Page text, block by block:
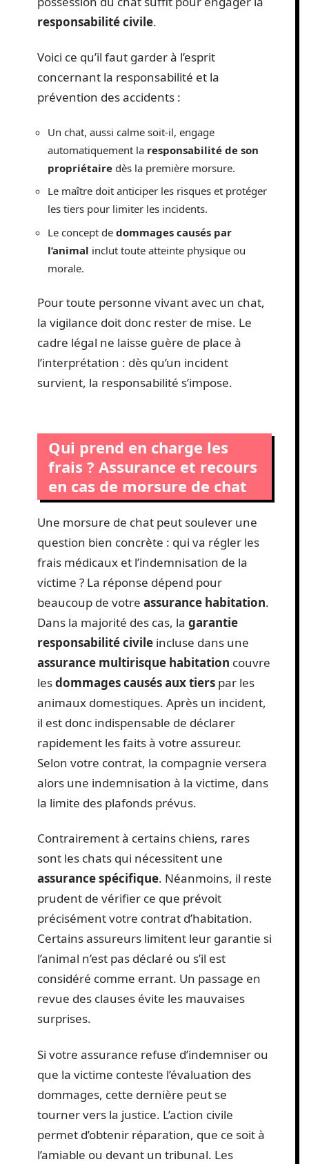
responsabilité civile.
Voici ce qu’il faut garder à l’esprit
concernant la responsabilité et la
prévention des accidents :
Un chat, aussi calme soit-il, engage
automatiquement la responsabilité de son
propriétaire dès la première morsure.
Le maître doit anticiper les risques et protéger
les tiers pour limiter les incidents.
Le concept de dommages causés par
l’animal inclut toute atteinte physique ou
morale.
Pour toute personne vivant avec un chat,
la vigilance doit donc rester de mise. Le
cadre légal ne laisse guère de place à
l’interprétation : dès qu’un incident
survient, la responsabilité s’impose.
Qui prend en charge les
frais ? Assurance et recours
en cas de morsure de chat
Une morsure de chat peut soulever une
question bien concrète : qui va régler les
frais médicaux et l’indemnisation de la
victime ? La réponse dépend pour
beaucoup de votre assurance habitation.
Dans la majorité des cas, la garantie
responsabilité civile incluse dans une
assurance multirisque habitation couvre
lesdommages causés aux tiers par les
animaux domestiques. Après un incident,
il est donc indispensable de déclarer
rapidement les faits à votre assureur.
Selon votre contrat, la compagnie versera
alors une indemnisation à la victime, dans
la limite des plafonds prévus.
Contrairement à certains chiens, rares
sont les chats qui nécessitent une
assurance spécifique. Néanmoins, il reste
prudent de vérifier ce que prévoit
précisément votre contrat d’habitation.
Certains assureurs limitent leur garantie si
l’animal n’est pas déclaré ou s’il est
considéré comme errant. Un passage en
revue des clauses évite les mauvaises
surprises.
Si votre assurance refuse d’indemniser ou
que la victime conteste l’évaluation des
dommages, cette dernière peut se
tourner vers la justice. L’action civile
permet d’obtenir réparation, que ce soit à
l’amiable ou devant un tribunal. Les